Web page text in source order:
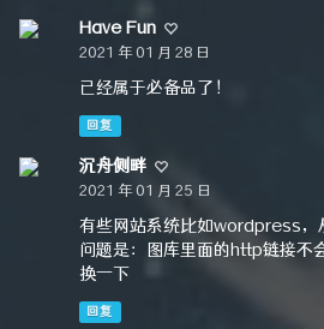
Have Fun
2021 年 01 月 28 日
已经属于必备品了！
回复
沉舟侧畔
2021 年 01 月 25 日
有些网站系统比如wordpress
问题是：图库里面的http链接不
换一下
回复